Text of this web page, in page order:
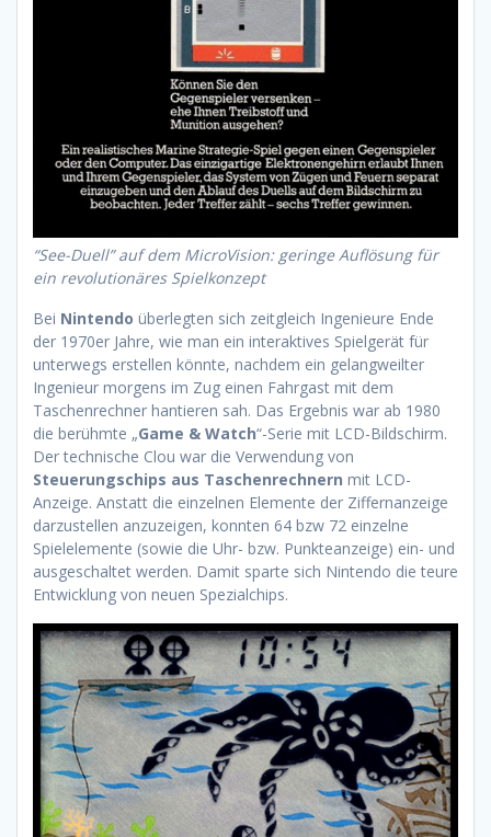
“See-Duell” auf dem MicroVision: geringe Auflösung für
ein revolutionäres Spielkonzept
Bei Nintendo überlegten sich zeitgleich Ingenieure Ende
der 1970er Jahre, wie man ein interaktives Spielgerät für
unterwegs erstellen könnte, nachdem ein gelangweilter
Ingenieur morgens im Zug einen Fahrgast mit dem
Taschenrechner hantieren sah. Das Ergebnis war ab 1980
die berühmte „Game & Watch“-Serie mit LCD-Bildschirm.
Der technische Clou war die Verwendung von
Steuerungschips aus Taschenrechnern mit LCD-
Anzeige. Anstatt die einzelnen Elemente der Ziffernanzeige
darzustellen anzuzeigen, konnten 64 bzw 72 einzelne
Spielelemente (sowie die Uhr- bzw. Punkteanzeige) ein- und
ausgeschaltet werden. Damit sparte sich Nintendo die teure
Entwicklung von neuen Spezialchips.